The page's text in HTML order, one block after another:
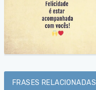
FRASES RELACIONADAS